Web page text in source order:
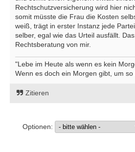
Rechtschutzversicherung wird hier
somit müsste die Frau die Kosten
weiß, trägt in erster Instanz jede
selber, egal wie das Urteil ausfällt.
Rechtsberatung von mir.
"Lebe im Heute als wenn es kein
Wenn es doch ein Morgen gibt, um
Zitieren
Optionen: